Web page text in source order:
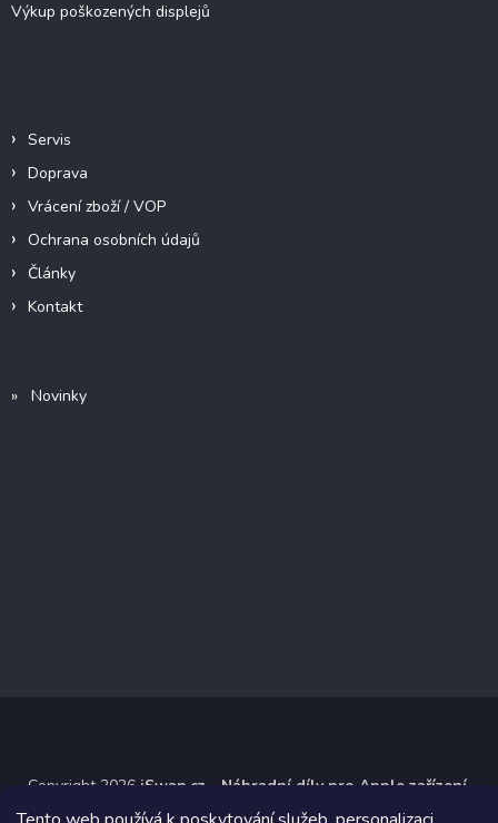
Výkup poškozených displejů
Servis
Doprava
Vrácení zboží / VOP
Ochrana osobních údajů
Články
Kontakt
» Novinky
Copyright 2026 iSwap.cz - Náhradní díly pro Apple zařízení
Všechna práva vyhrazena.